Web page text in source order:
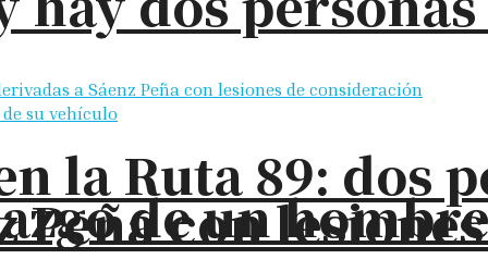
de un
la Ruta 89: dos
Peña con